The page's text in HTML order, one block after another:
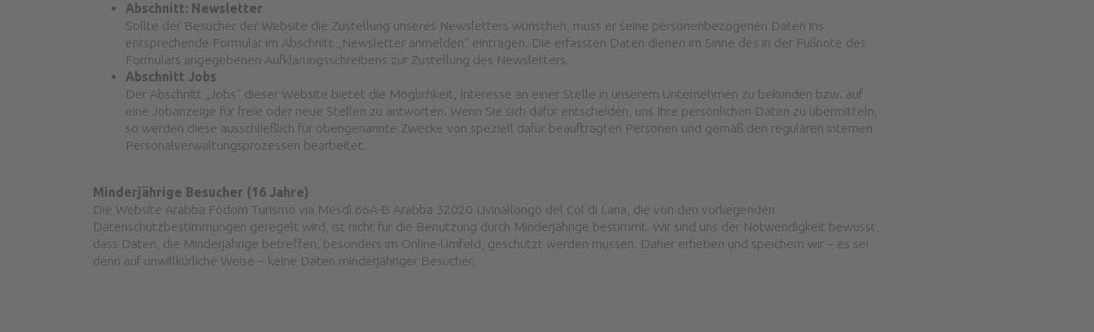
Abschnitt: Newsletter
Sollte der Besucher der Website die Zustellung unseres Newsletters wünschen, muss er seine personenbezogenen Daten ins
entsprechende Formular im Abschnitt „Newsletter anmelden“ eintragen. Die erfassten Daten dienen im Sinne des in der Fußnote des
Formulars angegebenen Aufklärungsschreibens zur Zustellung des Newsletters.
Abschnitt Jobs
Der Abschnitt „Jobs“ dieser Website bietet die Möglichkeit, Interesse an einer Stelle in unserem Unternehmen zu bekunden bzw. auf
eine Jobanzeige für freie oder neue Stellen zu antworten. Wenn Sie sich dafür entscheiden, uns Ihre persönlichen Daten zu übermitteln,
so werden diese ausschließlich für obengenannte Zwecke von speziell dafür beauftragten Personen und gemäß den regulären internen
Personalverwaltungsprozessen bearbeitet.
Minderjährige Besucher (16 Jahre)
Die Website Arabba Fodom Turismo via Mesdì 66A-B Arabba 32020 Livinallongo del Col di Lana, die von den vorliegenden
Datenschutzbestimmungen geregelt wird, ist nicht für die Benutzung durch Minderjährige bestimmt. Wir sind uns der Notwendigkeit bewusst,
dass Daten, die Minderjährige betreffen, besonders im Online-Umfeld, geschützt werden müssen. Daher erheben und speichern wir – es sei
denn auf unwillkürliche Weise – keine Daten minderjähriger Besucher.